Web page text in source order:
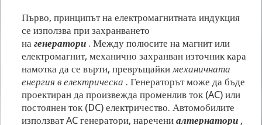
Първо, принципът на електромагнитната индукция
се използва при захранването
нагенератори . Между полюсите на магнит или
електромагнит, механично захранван източник кара
намотка да се върти, превръщайкимеханичната
енергия в електрическа . Генераторът може да бъде
проектиран да произвежда променлив ток (AC) или
постоянен ток (DC) електричество. Автомобилите
използват AC генератори, наречениалтернатори ,